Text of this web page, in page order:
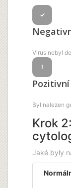
✓
Virus nebyl
!
Pozitivní
Byl nalezen
Krok
Jaké byly